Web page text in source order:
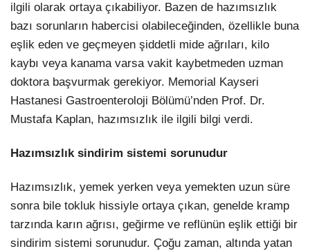
LinkedIn
ilgili olarak ortaya çıkabiliyor. Bazen de hazımsızlık
bazı sorunların habercisi olabileceğinden, özellikle buna
eşlik eden ve geçmeyen şiddetli mide ağrıları, kilo
kaybı veya kanama varsa vakit kaybetmeden uzman
doktora başvurmak gerekiyor. Memorial Kayseri
Hastanesi Gastroenteroloji Bölümü’nden Prof. Dr.
Mustafa Kaplan, hazımsızlık ile ilgili bilgi verdi.
Hazımsızlık sindirim sistemi sorunudur
Hazımsızlık, yemek yerken veya yemekten uzun süre
sonra bile tokluk hissiyle ortaya çıkan, genelde kramp
tarzında karın ağrısı, geğirme ve reflünün eşlik ettiği bir
sindirim sistemi sorunudur. Çoğu zaman, altında yatan